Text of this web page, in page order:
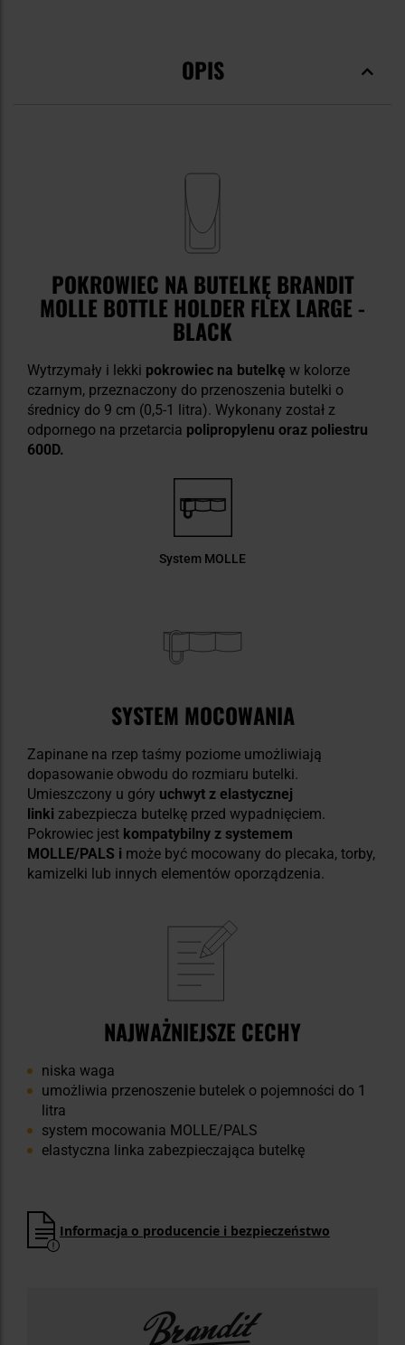
OPIS
POKROWIEC NA BUTELKĘ BRANDIT
MOLLE BOTTLE HOLDER FLEX LARGE -
BLACK
Wytrzymały i lekki pokrowiec na butelkę w kolorze
czarnym, przeznaczony do przenoszenia butelki o
średnicy do 9 cm (0,5-1 litra). Wykonany został z
odpornego na przetarcia polipropylenu oraz poliestru
600D.
System MOLLE
SYSTEM MOCOWANIA
Zapinane na rzep taśmy poziome umożliwiają
dopasowanie obwodu do rozmiaru butelki.
Umieszczony u góry uchwyt z elastycznej
linki zabezpiecza butelkę przed wypadnięciem.
Pokrowiec jest kompatybilny z systemem
MOLLE/PALS i może być mocowany do plecaka, torby,
kamizelki lub innych elementów oporządzenia.
NAJWAŻNIEJSZE CECHY
niska waga
umożliwia przenoszenie butelek o pojemności do 1
litra
system mocowania MOLLE/PALS
elastyczna linka zabezpieczająca butelkę
Informacja o producencie i bezpieczeństwo